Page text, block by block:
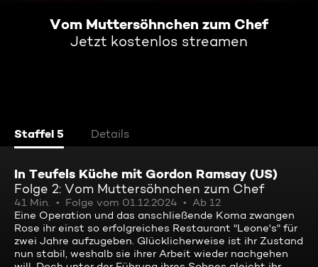
Vom Muttersöhnchen zum Chef
Jetzt kostenlos streamen
Staffel 5 Details
In Teufels Küche mit Gordon Ramsay (US)
Folge 2: Vom Muttersöhnchen zum Chef
41 Min. Folge vom 01.12.2024
Ab 12
Eine Operation und das anschließende Koma zwangen
Rose ihr einst so erfolgreiches Restaurant "Leone's" für
zwei Jahre aufzugeben. Glücklicherweise ist ihr Zustand
nun stabil, weshalb sie ihrer Arbeit wieder nachgehen